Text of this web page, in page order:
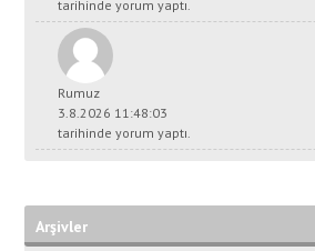
tarihinde yorum yaptı.
Rumuz
3.8.2026 11:48:03
tarihinde yorum yaptı.
Arşivler